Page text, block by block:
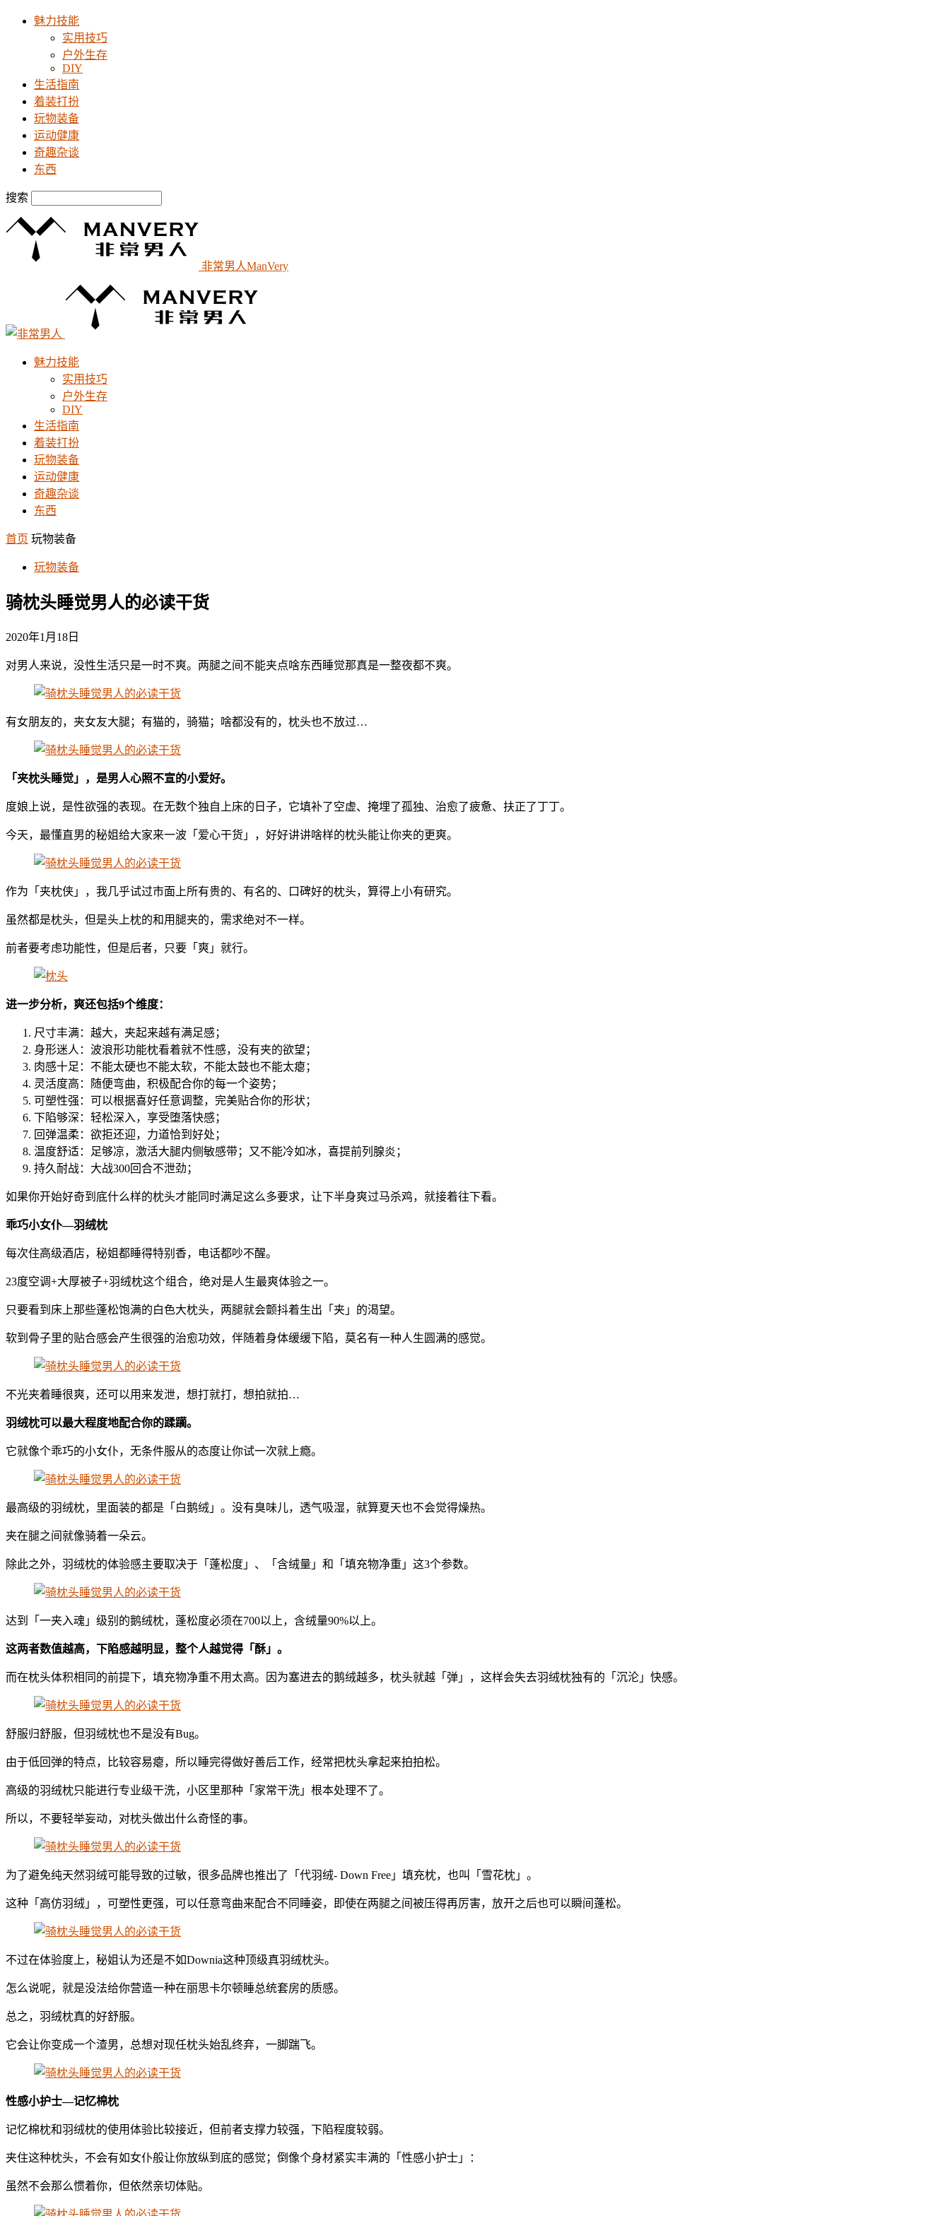
魅力技能
实用技巧
户外生存
DIY
生活指南
着装打扮
玩物装备
运动健康
奇趣杂谈
东西
搜索
非常男人ManVery
魅力技能
实用技巧
户外生存
DIY
生活指南
着装打扮
玩物装备
运动健康
奇趣杂谈
东西
首页 玩物装备
玩物装备
骑枕头睡觉男人的必读干货
2020年1月18日
对男人来说，没性生活只是一时不爽。两腿之间不能夹点啥东西睡觉那真是一整夜都不爽。
有女朋友的，夹女友大腿；有猫的，骑猫；啥都没有的，枕头也不放过…
「夹枕头睡觉」，是男人心照不宣的小爱好。
度娘上说，是性欲强的表现。在无数个独自上床的日子，它填补了空虚、掩埋了孤独、治愈了疲惫、扶正了丁丁。
今天，最懂直男的秘姐给大家来一波「爱心干货」，好好讲讲啥样的枕头能让你夹的更爽。
作为「夹枕侠」，我几乎试过市面上所有贵的、有名的、口碑好的枕头，算得上小有研究。
虽然都是枕头，但是头上枕的和用腿夹的，需求绝对不一样。
前者要考虑功能性，但是后者，只要「爽」就行。
进一步分析，爽还包括9个维度：
尺寸丰满：越大，夹起来越有满足感；
身形迷人：波浪形功能枕看着就不性感，没有夹的欲望；
肉感十足：不能太硬也不能太软，不能太鼓也不能太瘪；
灵活度高：随便弯曲，积极配合你的每一个姿势；
可塑性强：可以根据喜好任意调整，完美贴合你的形状；
下陷够深：轻松深入，享受堕落快感；
回弹温柔：欲拒还迎，力道恰到好处；
温度舒适：足够凉，激活大腿内侧敏感带；又不能冷如冰，喜提前列腺炎；
持久耐战：大战300回合不泄劲；
如果你开始好奇到底什么样的枕头才能同时满足这么多要求，让下半身爽过马杀鸡，就接着往下看。
乖巧小女仆—羽绒枕
每次住高级酒店，秘姐都睡得特别香，电话都吵不醒。
23度空调+大厚被子+羽绒枕这个组合，绝对是人生最爽体验之一。
只要看到床上那些蓬松饱满的白色大枕头，两腿就会颤抖着生出「夹」的渴望。
软到骨子里的贴合感会产生很强的治愈功效，伴随着身体缓缓下陷，莫名有一种人生圆满的感觉。
不光夹着睡很爽，还可以用来发泄，想打就打，想拍就拍…
羽绒枕可以最大程度地配合你的蹂躏。
它就像个乖巧的小女仆，无条件服从的态度让你试一次就上瘾。
最高级的羽绒枕，里面装的都是「白鹅绒」。没有臭味儿，透气吸湿，就算夏天也不会觉得燥热。
夹在腿之间就像骑着一朵云。
除此之外，羽绒枕的体验感主要取决于「蓬松度」、「含绒量」和「填充物净重」这3个参数。
达到「一夹入魂」级别的鹅绒枕，蓬松度必须在700以上，含绒量90%以上。
这两者数值越高，下陷感越明显，整个人越觉得「酥」。
而在枕头体积相同的前提下，填充物净重不用太高。因为塞进去的鹅绒越多，枕头就越「弹」，这样会失去羽绒枕独有的「沉沦」快感。
舒服归舒服，但羽绒枕也不是没有Bug。
由于低回弹的特点，比较容易瘪，所以睡完得做好善后工作，经常把枕头拿起来拍拍松。
高级的羽绒枕只能进行专业级干洗，小区里那种「家常干洗」根本处理不了。
所以，不要轻举妄动，对枕头做出什么奇怪的事。
为了避免纯天然羽绒可能导致的过敏，很多品牌也推出了「代羽绒- Down Free」填充枕，也叫「雪花枕」。
这种「高仿羽绒」，可塑性更强，可以任意弯曲来配合不同睡姿，即使在两腿之间被压得再厉害，放开之后也可以瞬间蓬松。
不过在体验度上，秘姐认为还是不如Downia这种顶级真羽绒枕头。
怎么说呢，就是没法给你营造一种在丽思卡尔顿睡总统套房的质感。
总之，羽绒枕真的好舒服。
它会让你变成一个渣男，总想对现任枕头始乱终弃，一脚踹飞。
性感小护士—记忆棉枕
记忆棉枕和羽绒枕的使用体验比较接近，但前者支撑力较强，下陷程度较弱。
夹住这种枕头，不会有如女仆般让你放纵到底的感觉；倒像个身材紧实丰满的「性感小护士」：
虽然不会那么惯着你，但依然亲切体贴。